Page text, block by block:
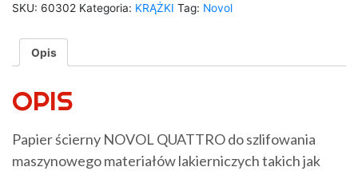
SKU: 60302 Kategoria: KRĄŻKI Tag: Novol
Opis
OPIS
Papier ścierny NOVOL QUATTRO do szlifowania
maszynowego materiałów lakierniczych takich jak